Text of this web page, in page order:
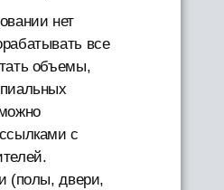
нет
все
объемы,
с
(полы, двери,